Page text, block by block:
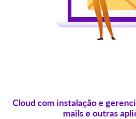
Cloud com instalação e
mails e outras